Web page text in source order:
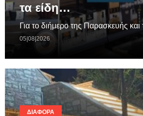
τα είδη…
Για το διήμερο της Παρασκευής
05|08|2026
ΔΙΆΦΟΡΑ